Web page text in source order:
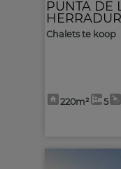
PUNTA DE
Chalets te koop
220m² 5